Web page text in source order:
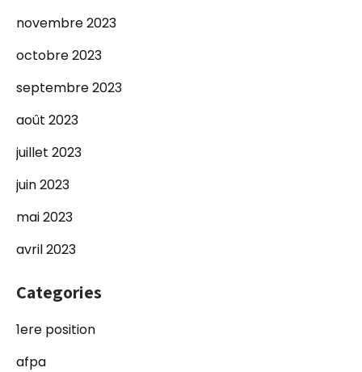
novembre 2023
octobre 2023
septembre 2023
août 2023
juillet 2023
juin 2023
mai 2023
avril 2023
Categories
1ere position
afpa